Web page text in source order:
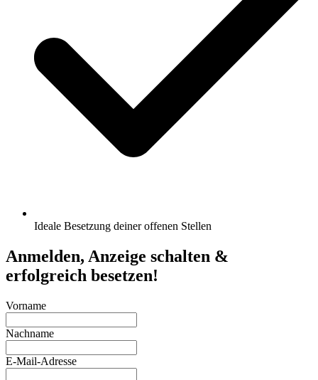
Ideale Besetzung deiner offenen Stellen
Anmelden, Anzeige schalten &
erfolgreich besetzen!
Vorname
Nachname
E-Mail-Adresse